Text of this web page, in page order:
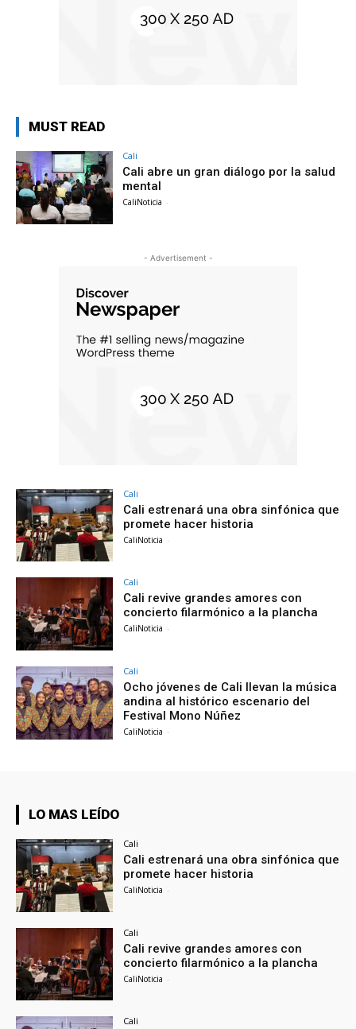
MUST READ
Cali
Cali abre un gran diálogo por la salud
mental
CaliNoticia -
- Advertisement -
Cali
Cali estrenará una obra sinfónica que
promete hacer historia
CaliNoticia -
Cali
Cali revive grandes amores con
concierto filarmónico a la plancha
CaliNoticia -
Cali
Ocho jóvenes de Cali llevan la música
andina al histórico escenario del
Festival Mono Núñez
CaliNoticia -
LO MAS LEÍDO
Cali
Cali estrenará una obra sinfónica que
promete hacer historia
CaliNoticia -
Cali
Cali revive grandes amores con
concierto filarmónico a la plancha
CaliNoticia -
Cali